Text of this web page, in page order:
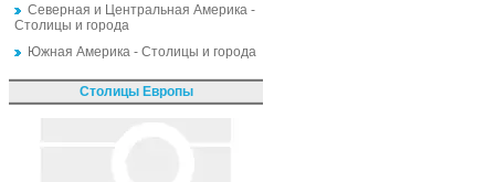
Северная и Центральная Америка -
Столицы и города
Южная Америка - Столицы и города
Столицы Европы